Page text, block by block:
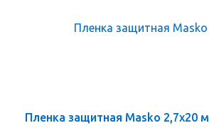
Пленка защитная Masko 2,7х20 м